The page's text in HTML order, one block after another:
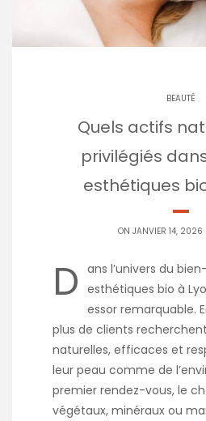
BEAUTÉ
Quels actifs
privilégiés
esthétiques
ON JANVIER 14, 2026
D ans l’univers du
esthétiques bio à
essor remarquable.
plus de clients
naturelles, efficaces et
leur peau comme de
premier rendez-vous, le
végétaux, minéraux ou